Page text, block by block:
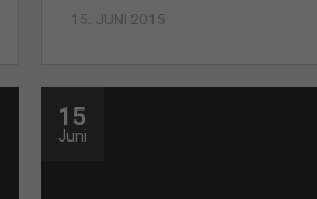
15. JUNI 2015
15
Juni